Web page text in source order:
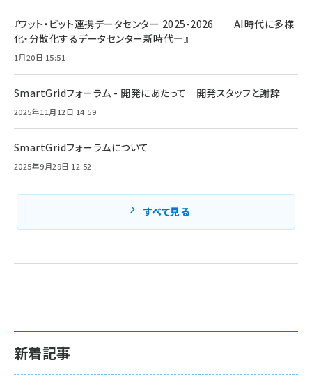
新着記事
『ワット・ビット連携データセンター 2025-2026 ―AI時代に多様
化・分散化するデータセンター新時代―』
1月20日 15:51
SmartGridフォーラム - 開発にあたって 開発スタッフと謝辞
2025年11月12日 14:59
SmartGridフォーラムについて
2025年9月29日 12:52
すべて見る